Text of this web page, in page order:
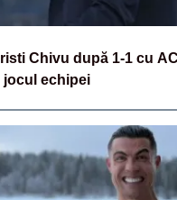
Chivu după 1-1 cu
echipei